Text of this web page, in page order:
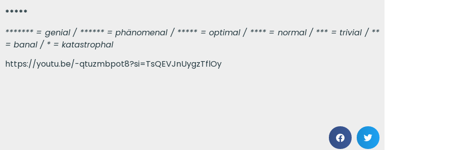
*****
******* = genial / ****** = phänomenal / ***** = optimal / **** = normal / *** = trivial / **
= banal / * = katastrophal
https://youtu.be/-qtuzmbpot8?si=TsQEVJnUygzTflOy